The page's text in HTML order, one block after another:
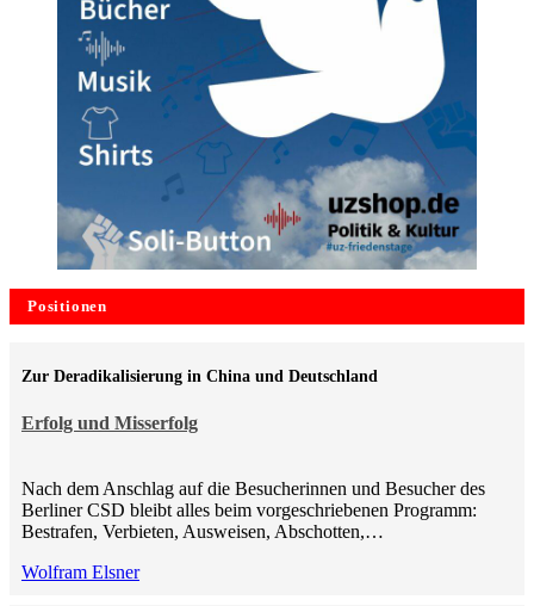
Positionen
Erfolg und Misserfolg
Zur Deradikalisierung in China und Deutschland
Nach dem Anschlag auf die Besucherinnen und Besucher des
Berliner CSD bleibt alles beim vorgeschriebenen Programm:
Bestrafen, Verbieten, Ausweisen, Abschotten,…
Wolfram Elsner